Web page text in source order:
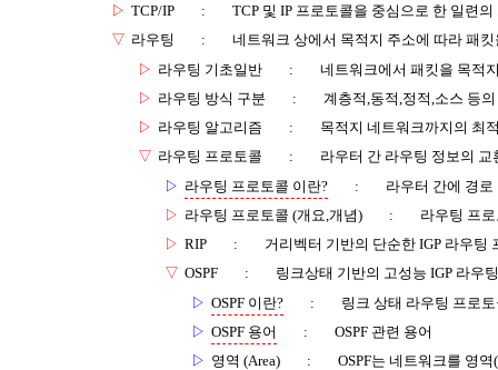
▷ TCP/IP :
TCP 및 IP 프로토콜을 중심으로 한 일련
▽ 라우팅 :
네트워크 상에서 목적지 주소에 따라 패
▷ 라우팅 기초일반 :
네트워크에서 패킷을 목적
▷ 라우팅 방식 구분 :
계층적,동적,정적,소스 등
▷ 라우팅 알고리즘 :
목적지 네트워크까지의 최
▽ 라우팅 프로토콜 :
라우터 간 라우팅 정보의
▷ 라우팅 프로토콜 이란? :
라우터 간에 경
▷ 라우팅 프로토콜 (개요,개념) :
라우팅 프
▷ RIP :
거리벡터 기반의 단순한 IGP 라우팅
▽ OSPF :
링크상태 기반의 고성능 IGP 라우
▷ OSPF 이란? :
링크 상태 라우팅 프로
▷ OSPF 용어 :
OSPF 관련 용어
▷ 영역 (Area) :
OSPF는 네트워크를 영